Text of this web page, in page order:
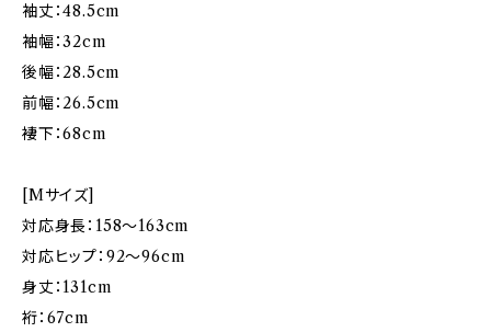
袖丈：48.5cm
袖幅：32cm
後幅：28.5cm
前幅：26.5cm
褄下：68cm
[Mサイズ]
対応身長：158〜163cm
対応ヒップ：92〜96cm
身丈：131cm
裄：67cm